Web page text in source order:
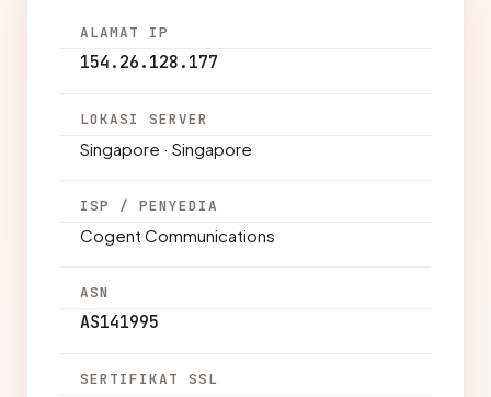
ALAMAT IP
154.26.128.177
LOKASI SERVER
Singapore · Singapore
ISP / PENYEDIA
Cogent Communications
ASN
AS141995
SERTIFIKAT SSL